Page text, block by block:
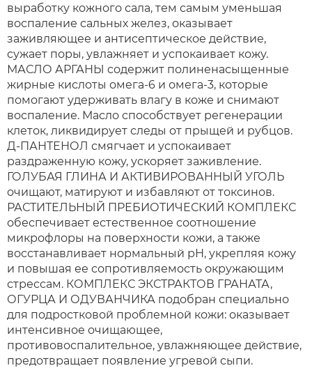
выработку кожного сала, тем самым уменьшая
воспаление сальных желез, оказывает
заживляющее и антисептическое действие,
сужает поры, увлажняет и успокаивает кожу.
МАСЛО АРГАНЫ cодержит полиненасыщенные
жирные кислоты омега-6 и омега-3, которые
помогают удерживать влагу в коже и снимают
воспаление. Масло способствует регенерации
клеток, ликвидирует следы от прыщей и рубцов.
Д-ПАНТЕНОЛ смягчает и успокаивает
раздраженную кожу, ускоряет заживление.
ГОЛУБАЯ ГЛИНА И АКТИВИРОВАННЫЙ УГОЛЬ
очищают, матируют и избавляют от токсинов.
РАСТИТЕЛЬНЫЙ ПРЕБИОТИЧЕСКИЙ КОМПЛЕКС
обеспечивает естественное соотношение
микрофлоры на поверхности кожи, а также
восстанавливает нормальный рН, укрепляя кожу
и повышая ее сопротивляемость окружающим
стрессам. КОМПЛЕКС ЭКСТРАКТОВ ГРАНАТА,
ОГУРЦА И ОДУВАНЧИКА подобран специально
для подростковой проблемной кожи: оказывает
интенсивное очищающее,
противовоспалительное, увлажняющее действие,
предотвращает появление угревой сыпи.